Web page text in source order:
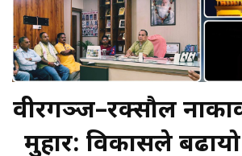
वीरगञ्ज–रक्सौल
मुहार: विकासले